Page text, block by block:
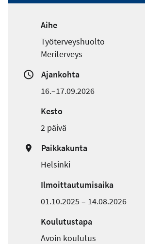
Aihe
Työterveyshuolto
Meriterveys
Ajankohta
16.–17.09.2026
Kesto
2 päivä
Paikkakunta
Helsinki
Ilmoittautumisaika
01.10.2025 – 14.08.2026
Koulutustapa
Avoin koulutus